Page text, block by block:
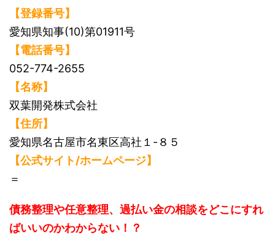
【登録番号】
愛知県知事(10)第01911号
【電話番号】
052-774-2655
【名称】
双葉開発株式会社
【住所】
愛知県名古屋市名東区高社１-８５
【公式サイト/ホームページ】
＝
債務整理や任意整理、過払い金の相談をどこにすれ
ばいいのかわからない！？